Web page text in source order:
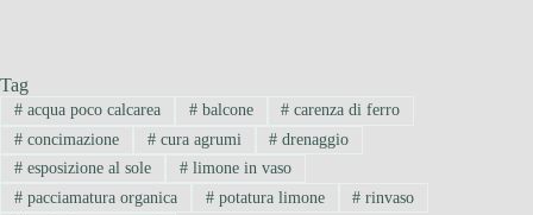
Tag
#acqua poco calcarea #balcone # carenza di ferro
#concimazione #cura agrumi # drenaggio
#esposizione al sole #limone in vaso
#pacciamatura organica #potatura limone # rinvaso